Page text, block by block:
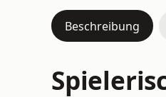
Beschreibung